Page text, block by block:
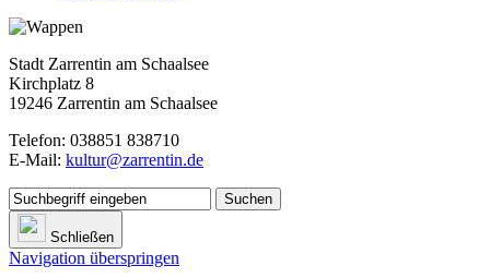
Stadt Zarrentin am Schaalsee
Kirchplatz 8
19246 Zarrentin am Schaalsee
Telefon: 038851 838710
E-Mail: kultur@zarrentin.de
Suchen
Schließen
Navigation überspringen